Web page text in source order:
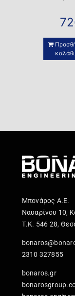
καλάθι
Μπονάρος Α.Ε.
Ναυαρίνου 10,
Τ.Κ. 546 28,
2310 327855
bonaros.gr